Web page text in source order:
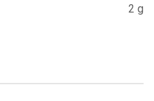
2 g